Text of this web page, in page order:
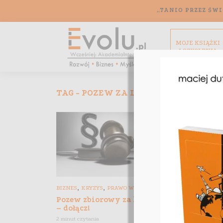
„TANIO PRZEZ
MOJE KSIĄŻKI
I SZKOLENIA
TAG - POZEW ZA LOCKDOWN
BIZNES, KRYZYS, PRAWO W INTERNECIE
Pozew zbiorowy za lockdown
– dołącz!
2 minut czytania